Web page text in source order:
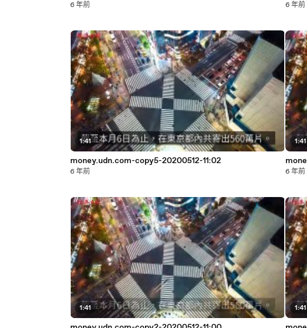
6 年前
1:41
money.udn.com-copy5-20200512-11:02
6 年前
1:41
6 年前
1:41
6 年前
1:41